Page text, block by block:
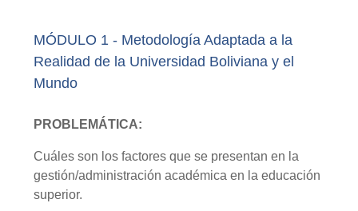
MÓDULO 1 - Metodología Adaptada a la
Realidad de la Universidad Boliviana y el
Mundo
PROBLEMÁTICA:
Cuáles son los factores que se presentan en la
gestión/administración académica en la educación
superior.